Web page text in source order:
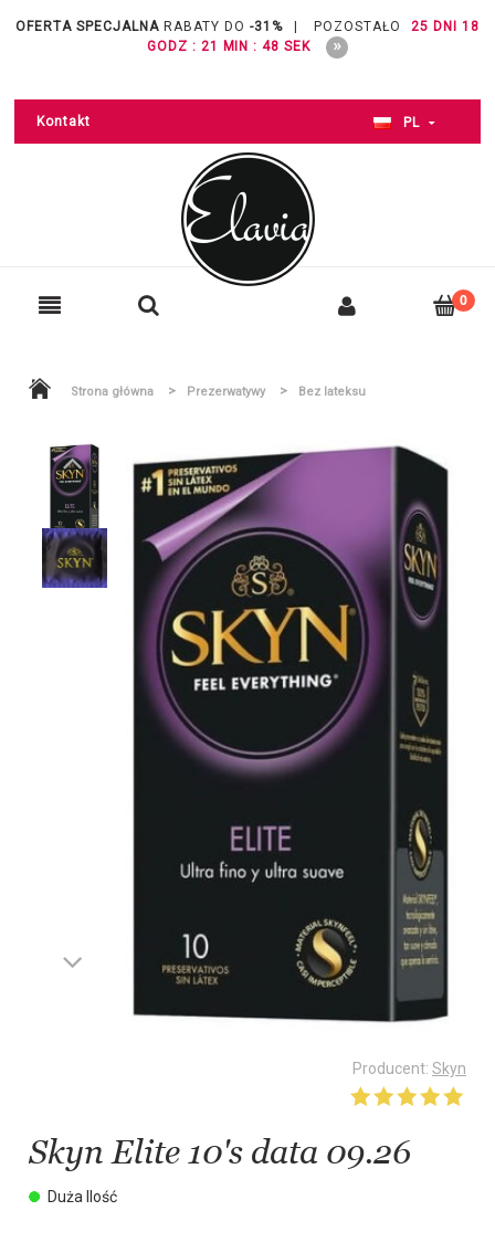
OFERTA SPECJALNA RABATY DO -31% POZOSTAŁO
25 DNI 18
GODZ : 21 MIN : 48 SEK
Kontakt PL
Strona główna > Prezerwatywy > Bez lateksu
Producent: Skyn
Skyn Elite 10's data 09.26
Duża Ilość